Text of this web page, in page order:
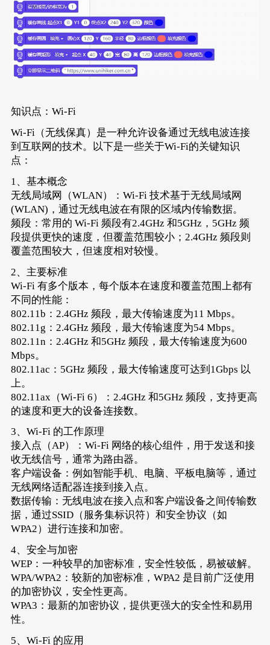
知识点：Wi-Fi
Wi-Fi（无线保真）是一种允许设备通过无线电波连接
到互联网的技术。以下是一些关于Wi-Fi的关键知识
点：
1、基本概念
无线局域网（WLAN）：Wi-Fi 技术基于无线局域网
(WLAN)，通过无线电波在有限的区域内传输数据。
频段：常用的 Wi-Fi 频段有2.4GHz 和5GHz，5GHz 频
段提供更快的速度，但覆盖范围较小；2.4GHz 频段则
覆盖范围较大，但速度相对较慢。
2、主要标准
Wi-Fi 有多个版本，每个版本在速度和覆盖范围上都有
不同的性能：
802.11b：2.4GHz 频段，最大传输速度为11 Mbps。
802.11g：2.4GHz 频段，最大传输速度为54 Mbps。
802.11n：2.4GHz 和5GHz 频段，最大传输速度为600
Mbps。
802.11ac：5GHz 频段，最大传输速度可达到1Gbps 以
上。
802.11ax（Wi-Fi 6）：2.4GHz 和5GHz 频段，支持更高
的速度和更大的设备连接数。
3、Wi-Fi 的工作原理
接入点（AP）：Wi-Fi 网络的核心组件，用于发送和接
收无线信号，通常为路由器。
客户端设备：例如智能手机、电脑、平板电脑等，通过
无线网络适配器连接到接入点。
数据传输：无线电波在接入点和客户端设备之间传输数
据，通过SSID（服务集标识符）和安全协议（如
WPA2）进行连接和加密。
4、安全与加密
WEP：一种较早的加密标准，安全性较低，易被破解。
WPA/WPA2：较新的加密标准，WPA2 是目前广泛使用
的加密协议，安全性更高。
WPA3：最新的加密协议，提供更强大的安全性和易用
性。
5、Wi-Fi 的应用